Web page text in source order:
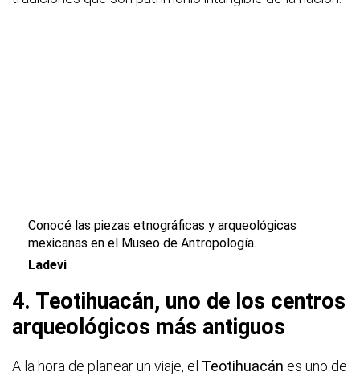
Conocé las piezas etnográficas y arqueológicas
mexicanas en el Museo de Antropología.
Ladevi
4. Teotihuacán, uno de los centros
arqueológicos más antiguos
A la hora de planear un viaje, el Teotihuacán es uno de